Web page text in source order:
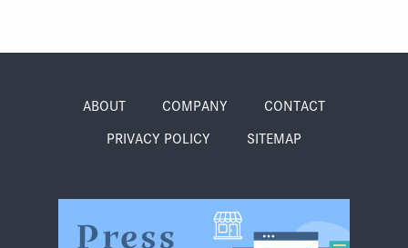
本・まち 自転車・まち
ABOUT COMPANY CONTACT
PRIVACY POLICY SITEMAP